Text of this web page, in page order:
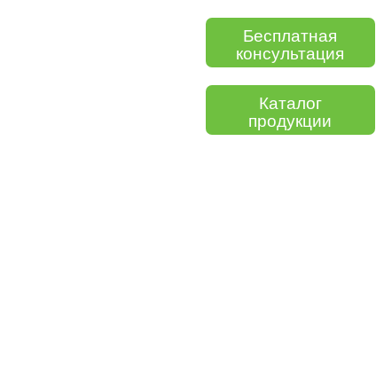
Бесплатная
консультация
Каталог
продукции